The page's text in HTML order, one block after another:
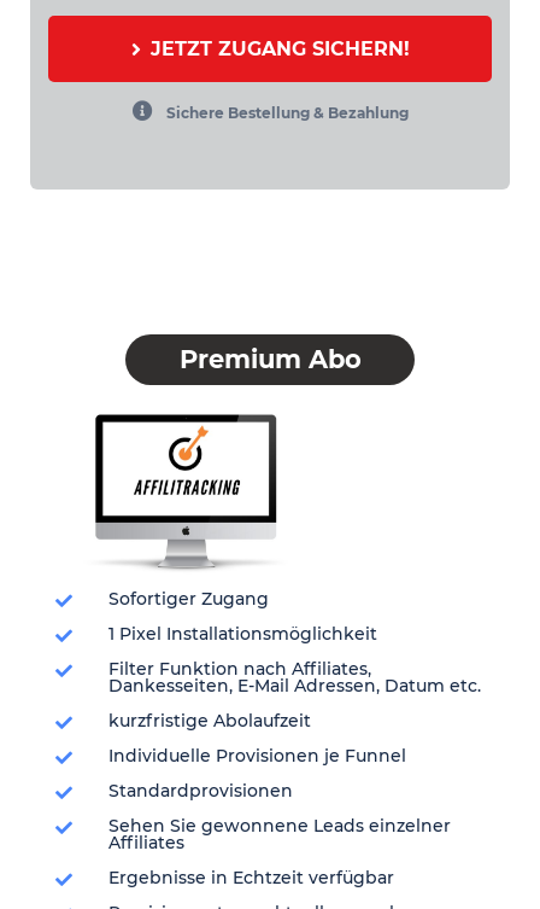
JETZT ZUGANG SICHERN!
Sichere Bestellung & Bezahlung
Premium Abo
Sofortiger Zugang
1 Pixel Installationsmöglichkeit
Filter Funktion nach Affiliates,
Dankesseiten, E-Mail Adressen, Datum etc.
kurzfristige Abolaufzeit
Individuelle Provisionen je Funnel
Standardprovisionen
Sehen Sie gewonnene Leads einzelner
Affiliates
Ergebnisse in Echtzeit verfügbar